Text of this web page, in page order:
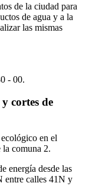
de la ciudad para
de agua y a la
las mismas
- 00.
cortes de
en el
comuna 2.
energía desde las
entre calles 41N y